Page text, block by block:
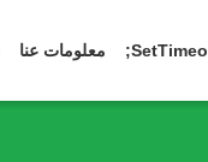
معلومات عنا